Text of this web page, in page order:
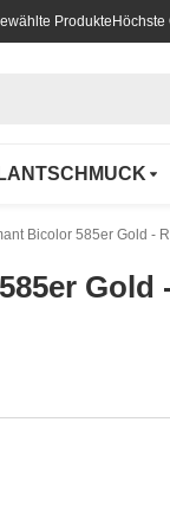
Produkte Höchste
Bicolor 585er Gold -
Gold